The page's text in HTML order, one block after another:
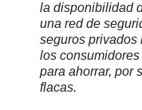
la disponibilidad
una red de
seguros privados
los
para ahorrar, por
flacas.